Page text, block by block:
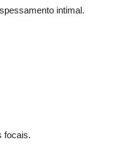
intimal.
focais.